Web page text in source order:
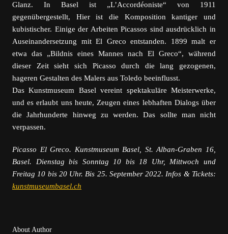
Glanz. In Basel ist „L’Accordéoniste“ von 1911
gegenübergestellt, Hier ist die Komposition kantiger und
kubistischer. Einige der Arbeiten Picassos sind ausdrücklich in
Auseinandersetzung mit El Greco entstanden. 1899 malt er
etwa das „Bildnis eines Mannes nach El Greco“, während
dieser Zeit sieht sich Picasso durch die lang gezogenen,
hageren Gestalten des Malers aus Toledo beeinflusst.
Das Kunstmuseum Basel vereint spektakuläre Meisterwerke,
und es erlaubt uns heute, Zeugen eines lebhaften Dialogs über
die Jahrhunderte hinweg zu werden. Das sollte man nicht
verpassen.
Picasso El Greco. Kunstmuseum Basel, St. Alban-Graben 16,
Basel. Dienstag bis Sonntag 10 bis 18 Uhr, Mittwoch und
Freitag 10 bis 20 Uhr. Bis 25. September 2022. Infos & Tickets:
kunstmuseumbasel.ch
About Author